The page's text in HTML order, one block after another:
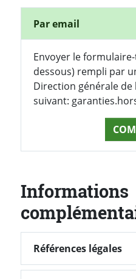
Par email
Envoyer le
dessous) rempli par
Direction générale de
suivant:
Informations
Références légales
Références légales